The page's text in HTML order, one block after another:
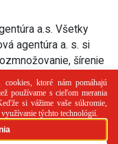
a.s. Všetky
agentúra a. s. si
šírenie